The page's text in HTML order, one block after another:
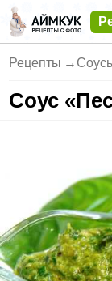
Рецепты →
Соус